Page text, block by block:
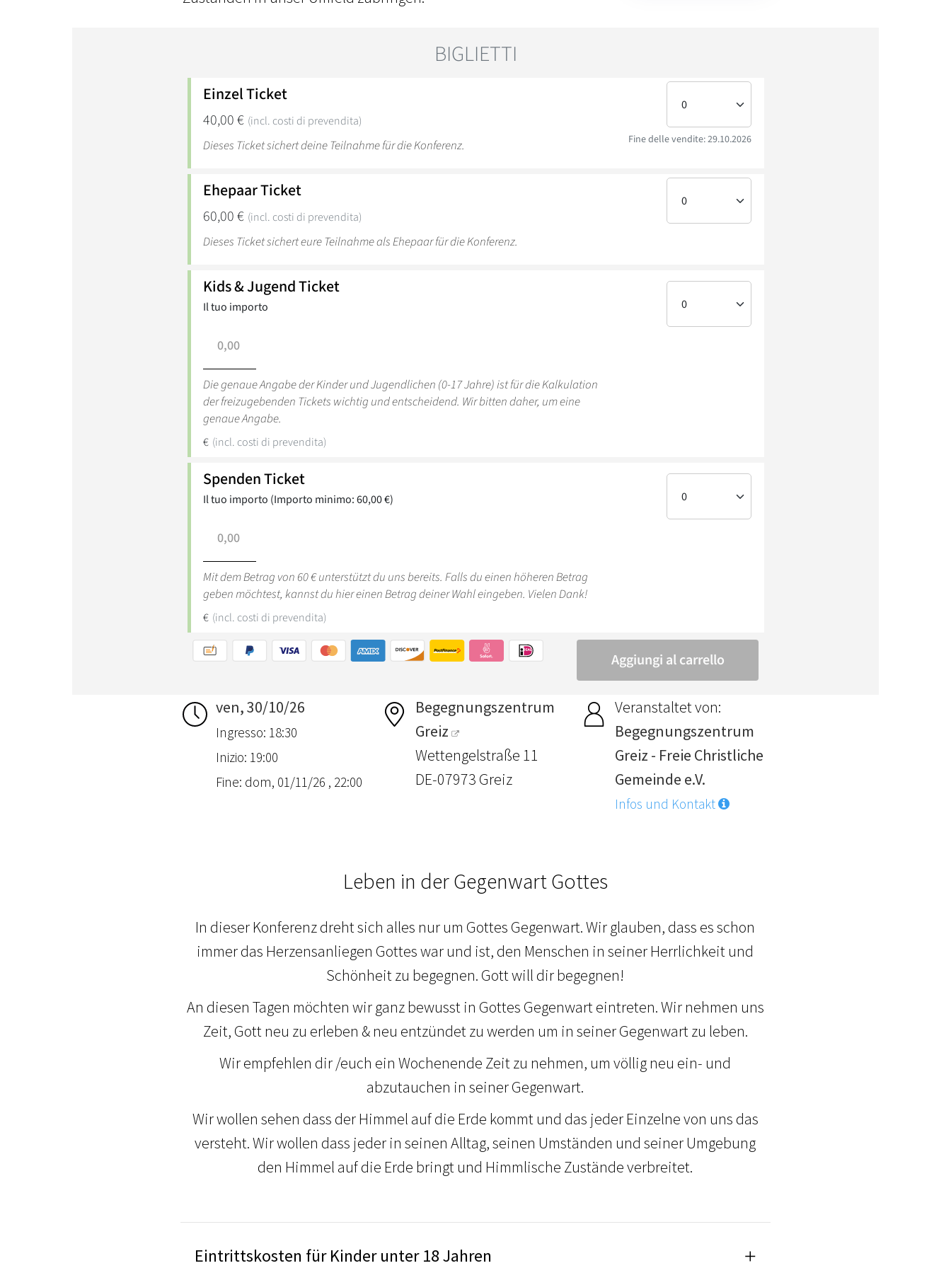
ven, 30/10/26
Ingresso: 18:30
Inizio: 19:00
Fine: dom, 01/11/26 , 22:00
Begegnungszentrum
Greiz
Wettengelstraße 11
DE-07973 Greiz
Veranstaltet von:
Begegnungszentrum
Greiz - Freie Christliche
Gemeinde e.V.
Infos und Kontakt
Leben in der Gegenwart Gottes
In dieser Konferenz dreht sich alles nur um Gottes Gegenwart. Wir glauben, dass es schon
immer das Herzensanliegen Gottes war und ist, den Menschen in seiner Herrlichkeit und
Schönheit zu begegnen. Gott will dir begegnen!
An diesen Tagen möchten wir ganz bewusst in Gottes Gegenwart eintreten. Wir nehmen uns
Zeit, Gott neu zu erleben & neu entzündet zu werden um in seiner Gegenwart zu leben.
Wir empfehlen dir /euch ein Wochenende Zeit zu nehmen, um völlig neu ein- und
abzutauchen in seiner Gegenwart.
Wir wollen sehen dass der Himmel auf die Erde kommt und das jeder Einzelne von uns das
versteht. Wir wollen dass jeder in seinen Alltag, seinen Umständen und seiner Umgebung
den Himmel auf die Erde bringt und Himmlische Zustände verbreitet.
Eintrittskosten für Kinder unter 18 Jahren